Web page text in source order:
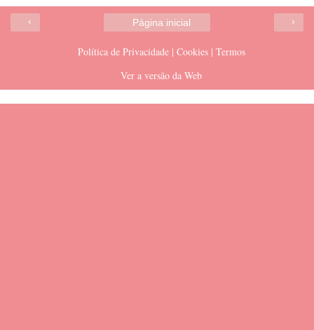
‹ ›
Página inicial
Política de Privacidade | Cookies | Termos
Ver a versão da Web